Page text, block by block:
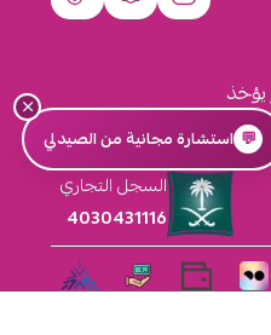
السجل التجاري
4030431116
×
💬 استشارة مجانية من الصيدلي